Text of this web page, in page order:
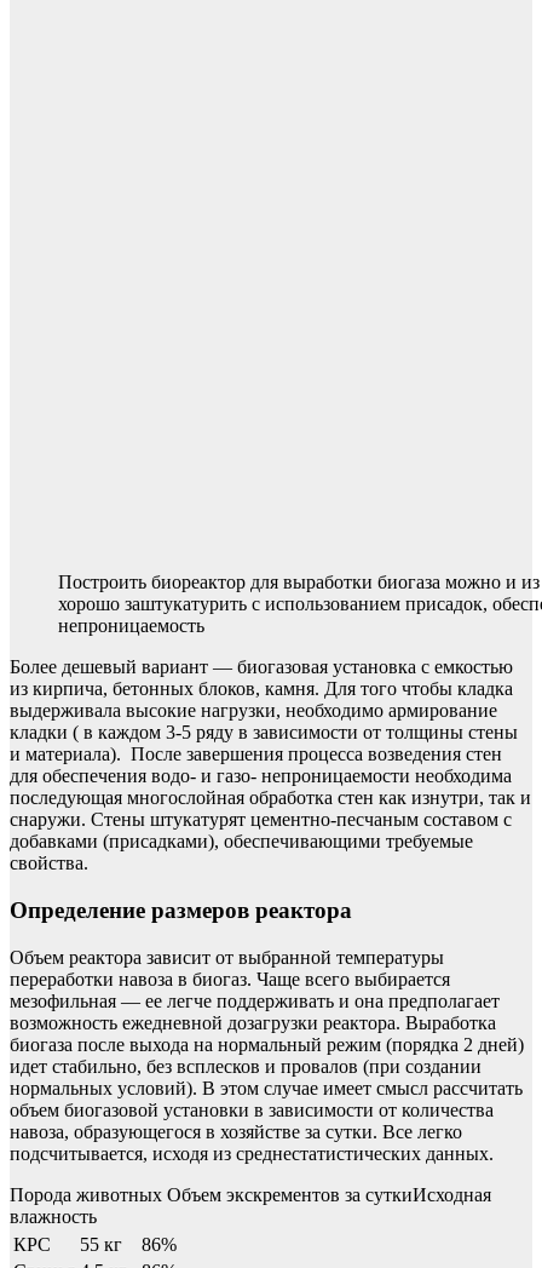
Построить биореактор для выработки биогаза можно и
хорошо заштукатурить с использованием присадок,
непроницаемость
Более дешевый вариант — биогазовая установка с емкостью
из кирпича, бетонных блоков, камня. Для того чтобы кладка
выдерживала высокие нагрузки, необходимо армирование
кладки ( в каждом 3-5 ряду в зависимости от толщины стены
и материала). После завершения процесса возведения стен
для обеспечения водо- и газо- непроницаемости необходима
последующая многослойная обработка стен как изнутри, так и
снаружи. Стены штукатурят цементно-песчаным составом с
добавками (присадками), обеспечивающими требуемые
свойства.
Определение размеров реактора
Объем реактора зависит от выбранной температуры
переработки навоза в биогаз. Чаще всего выбирается
мезофильная — ее легче поддерживать и она предполагает
возможность ежедневной дозагрузки реактора. Выработка
биогаза после выхода на нормальный режим (порядка 2 дней)
идет стабильно, без всплесков и провалов (при создании
нормальных условий). В этом случае имеет смысл рассчитать
объем биогазовой установки в зависимости от количества
навоза, образующегося в хозяйстве за сутки. Все легко
подсчитывается, исходя из среднестатистических данных.
Порода животных Объем экскрементов за суткиИсходная
влажность
КРС
55 кг
86%